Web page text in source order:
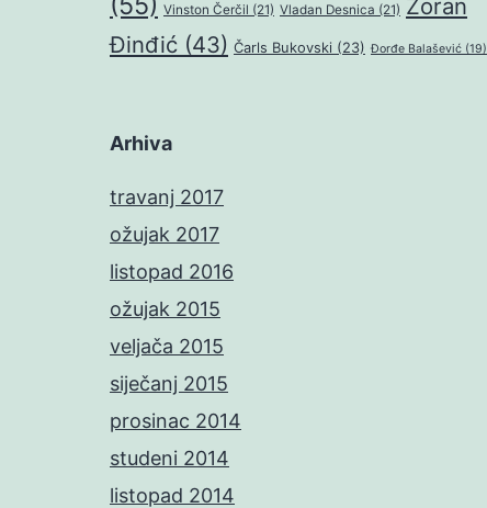
Vinston Čerčil (21) Vladan Desnica (21) Zoran
Đinđić (43) Čarls Bukovski (23) Đorđe Balašević (19)
Arhiva
travanj 2017
ožujak 2017
listopad 2016
ožujak 2015
veljača 2015
siječanj 2015
prosinac 2014
studeni 2014
listopad 2014